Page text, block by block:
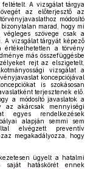
A vizsgálat tárgya
az előterjesztő az
módosító
marad, hogy mi
szövege csak a
A vizsgálat tárgyát képező
értékelhetetlen a törvény
más összefüggésbe
rejt az elszigetelt,
vizsgálat a
koncepciójával
is szokásosan
terjesztenek elő.
a módosító javaslatok a
az akárcsak mennyiségi
egyes rendelkezések
alapján semmi sem
elvégzett preventív
megakadályozza, hogy
ügyelt a hatalmi
saját hatáskörét ennek